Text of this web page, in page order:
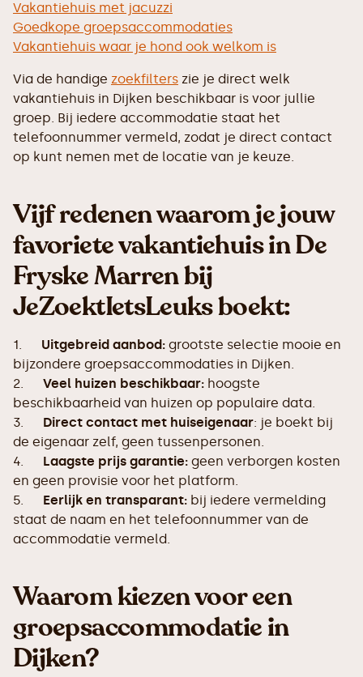
Vakantiehuis met jacuzzi
Goedkope groepsaccommodaties
Vakantiehuis waar je hond ook welkom is
Via de handige zoekfilters zie je direct welk
vakantiehuis in Dijken beschikbaar is voor jullie
groep. Bij iedere accommodatie staat het
telefoonnummer vermeld, zodat je direct contact
op kunt nemen met de locatie van je keuze.
Vijf redenen waarom je jouw
favoriete vakantiehuis in De
Fryske Marren bij
JeZoektIetsLeuks boekt:
1. Uitgebreid aanbod: grootste selectie mooie en
bijzondere groepsaccommodaties in Dijken.
2. Veel huizen beschikbaar: hoogste
beschikbaarheid van huizen op populaire data.
3. Direct contact met huiseigenaar: je boekt bij
de eigenaar zelf, geen tussenpersonen.
4. Laagste prijs garantie: geen verborgen kosten
en geen provisie voor het platform.
5. Eerlijk en transparant: bij iedere vermelding
staat de naam en het telefoonnummer van de
accommodatie vermeld.
Waarom kiezen voor een
groepsaccommodatie in
Dijken?